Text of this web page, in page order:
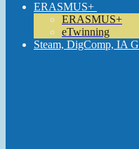
ERASMUS+
ERASMUS+
eTwinning
Steam, DigComp, IA